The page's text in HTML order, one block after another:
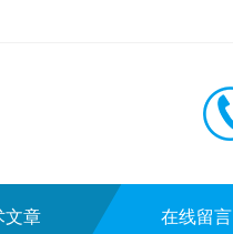
文章 在线留言